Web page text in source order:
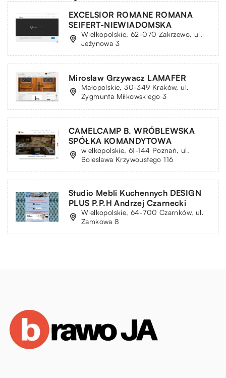
EXCELSIOR ROMANE ROMANA
SEIFERT-NIEWIADOMSKA
Wielkopolskie, 62-070 Zakrzewo, ul.
Jeżynowa 3
Mirosław Grzywacz LAMAFER
Małopolskie, 30-349 Kraków, ul.
Zygmunta Miłkowskiego 3
CAMELCAMP B. WRÓBLEWSKA
SPÓŁKA KOMANDYTOWA
wielkopolskie, 61-144 Poznań, ul.
Bolesława Krzywoustego 116
Studio Mebli Kuchennych DESIGN
PLUS P.P.H Andrzej Czarnecki
Wielkopolskie, 64-700 Czarnków, ul.
Zamkowa 8